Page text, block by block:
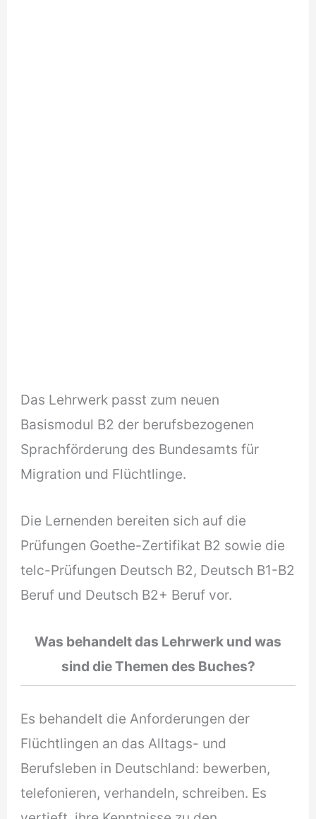
Das Lehrwerk passt zum neuen
Basismodul B2 der berufsbezogenen
Sprachförderung des Bundesamts für
Migration und Flüchtlinge.
Die Lernenden bereiten sich auf die
Prüfungen Goethe-Zertifikat B2 sowie die
telc-Prüfungen Deutsch B2, Deutsch B1-B2
Beruf und Deutsch B2+ Beruf vor.
Was behandelt das Lehrwerk und was
sind die Themen des Buches?
Es behandelt die Anforderungen der
Flüchtlingen an das Alltags- und
Berufsleben in Deutschland: bewerben,
telefonieren, verhandeln, schreiben. Es